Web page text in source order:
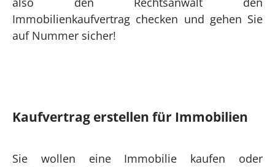
Immobilienkaufvertrag checken und gehen Sie
auf Nummer sicher!
Kaufvertrag erstellen für Immobilien
Sie wollen eine Immobilie kaufen oder